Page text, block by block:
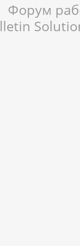
Форум